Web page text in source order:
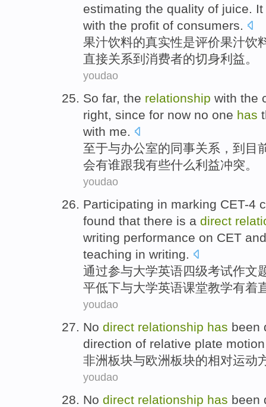
estimating the quality of juice.
with the profit of consumers.
果汁饮料的真实性是评价果汁饮
直接关系到 消费者的切身利益。
youdao
So far, the relationship with the
right, since for now no one has
with me.
至于与办公室的同事关系 ，到 目
会有谁跟我有些什么利益冲突。
youdao
Participating in marking CET-4
found that there is a direct
writing performance on CET and
teaching in writing.
通过参与大学英语四级考试作文
平低下与大学英语课堂教学有着
youdao
No direct relationship has been
direction of relative plate motion
非洲板块与欧洲板块的相对运动
youdao
No direct relationship has been